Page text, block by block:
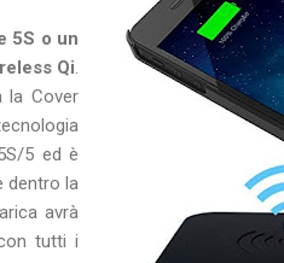
5S o un
Qi.
la Cover
5 ed è
dentro la
avrà
tutti i